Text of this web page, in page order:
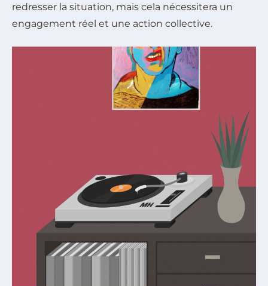
redresser la situation, mais cela nécessitera un
engagement réel et une action collective.